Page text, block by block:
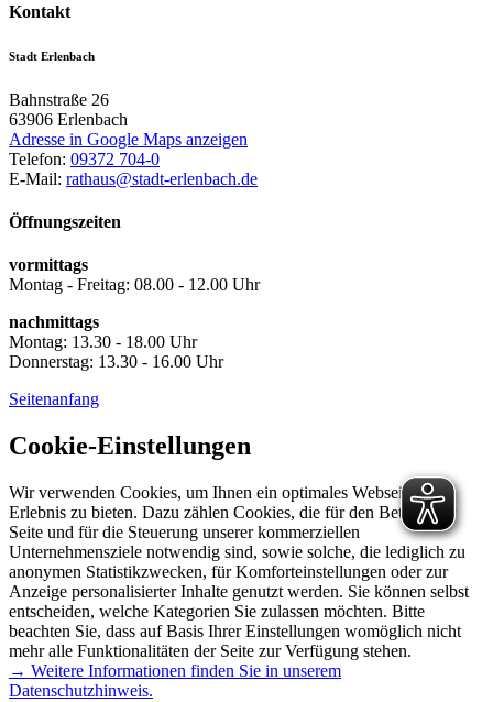
Kontakt
Stadt Erlenbach
Bahnstraße 26
63906 Erlenbach
Adresse in Google Maps anzeigen
Telefon: 09372 704-0
E-Mail: rathaus@stadt-erlenbach.de
Öffnungszeiten
vormittags
Montag - Freitag: 08.00 - 12.00 Uhr
nachmittags
Montag: 13.30 - 18.00 Uhr
Donnerstag: 13.30 - 16.00 Uhr
Seitenanfang
Cookie-Einstellungen
Wir verwenden Cookies, um Ihnen ein optimales Webseiten-
Erlebnis zu bieten. Dazu zählen Cookies, die für den Betrieb der
Seite und für die Steuerung unserer kommerziellen
Unternehmensziele notwendig sind, sowie solche, die lediglich zu
anonymen Statistikzwecken, für Komforteinstellungen oder zur
Anzeige personalisierter Inhalte genutzt werden. Sie können selbst
entscheiden, welche Kategorien Sie zulassen möchten. Bitte
beachten Sie, dass auf Basis Ihrer Einstellungen womöglich nicht
mehr alle Funktionalitäten der Seite zur Verfügung stehen.
→ Weitere Informationen finden Sie in unserem
Datenschutzhinweis.